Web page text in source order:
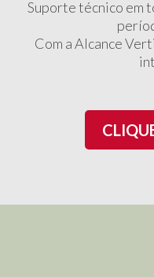
Suporte técnico em
Com a Alcance